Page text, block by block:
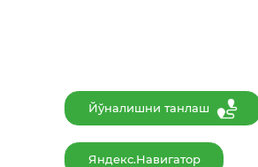
Йўналишни танлаш
Яндекс.Навигатор